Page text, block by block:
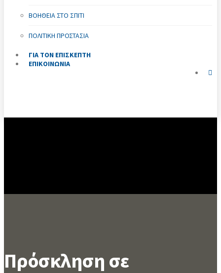
ΒΟΉΘΕΙΑ ΣΤΟ ΣΠΊΤΙ
ΠΟΛΙΤΙΚΉ ΠΡΟΣΤΑΣΊΑ
ΓΙΑ ΤΟΝ ΕΠΙΣΚΕΠΤΗ
ΕΠΙΚΟΙΝΩΝΙΑ
Πρόσκληση σε